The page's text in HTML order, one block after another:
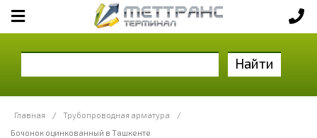
Найти
Главная / Трубопроводная арматура
/
Бочонок оцинкованный в Ташкенте